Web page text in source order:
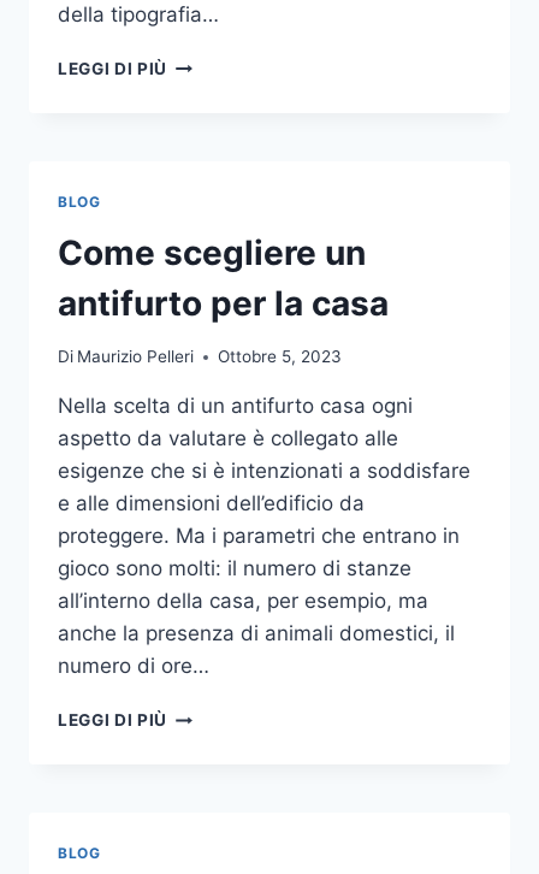
della tipografia…
LEGGI DI PIÙ VUOI
A
UNA
TIPOGRAFIA
ECCO
SCEGLIERE
BLOG
Come scegliere un
antifurto per la casa
Di Maurizio Pelleri Ottobre 5, 2023
Nella scelta di un antifurto casa ogni
aspetto da valutare è collegato alle
esigenze che si è intenzionati a soddisfare
e alle dimensioni dell’edificio da
proteggere. Ma i parametri che entrano in
gioco sono molti: il numero di stanze
all’interno della casa, per esempio, ma
anche la presenza di animali domestici, il
numero di ore…
LEGGI DI PIÙ COME
BLOG